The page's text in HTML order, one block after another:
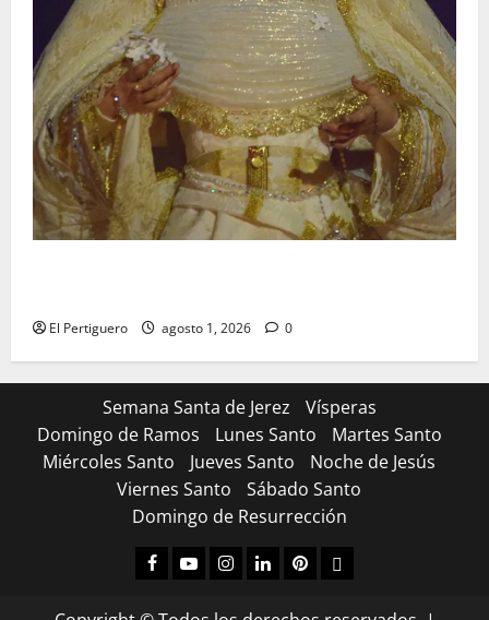
El Pertiguero agosto 1, 2026 0
Semana Santa de Jerez
Vísperas
Domingo de Ramos
Lunes Santo
Martes Santo
Miércoles Santo
Jueves Santo
Noche de Jesús
Viernes Santo
Sábado Santo
Domingo de Resurrección
Facebook
YoutubeInstagram
LinkedPinterestDribbble